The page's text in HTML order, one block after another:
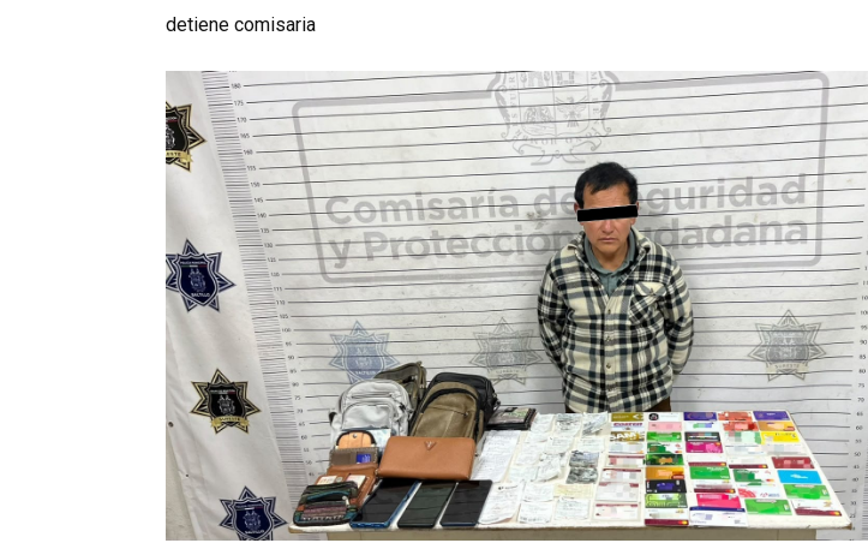
detiene comisaria